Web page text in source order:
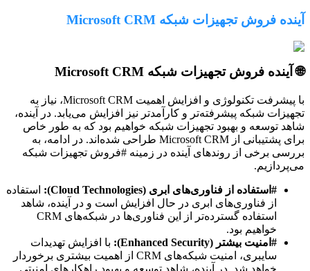
آینده فروش تجهیزات شبکه Microsoft CRM
🌐 آینده فروش تجهیزات شبکه Microsoft CRM
با پیشرفت تکنولوژی و افزایش اهمیت Microsoft CRM، نیاز به
تجهیزات شبکه پیشرفته‌تر و کارآمدتر نیز افزایش می‌یابد. در آینده،
شاهد توسعه و بهبود تجهیزات شبکه خواهیم بود که به طور خاص
برای پشتیبانی از Microsoft CRM طراحی شده‌اند. در ادامه، به
بررسی برخی از روندهای آینده در زمینه #فروش تجهیزات شبکه
می‌پردازیم.
#استفاده از فناوری‌های ابری (Cloud Technologies):
استفاده
از فناوری‌های ابری در حال افزایش است و در آینده، شاهد
استفاده گسترده‌تر از این فناوری‌ها در شبکه‌های CRM
خواهیم بود.
#امنیت بیشتر (Enhanced Security):
با افزایش تهدیدات
سایبری، امنیت شبکه‌های CRM از اهمیت بیشتری برخوردار